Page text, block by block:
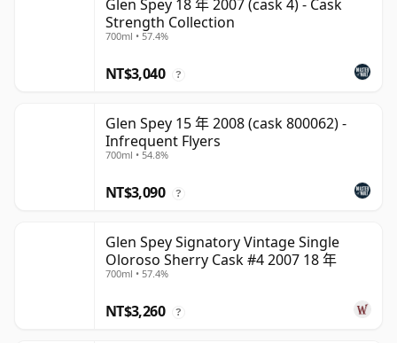
Glen Spey 18 年 2007 (cask 4) - Cask
Strength Collection
700ml • 57.4%
NT$3,040 ?
Glen Spey 15 年 2008 (cask 800062) -
Infrequent Flyers
700ml • 54.8%
NT$3,090 ?
Glen Spey Signatory Vintage Single
Oloroso Sherry Cask #4 2007 18 年
700ml • 57.4%
NT$3,260 ?